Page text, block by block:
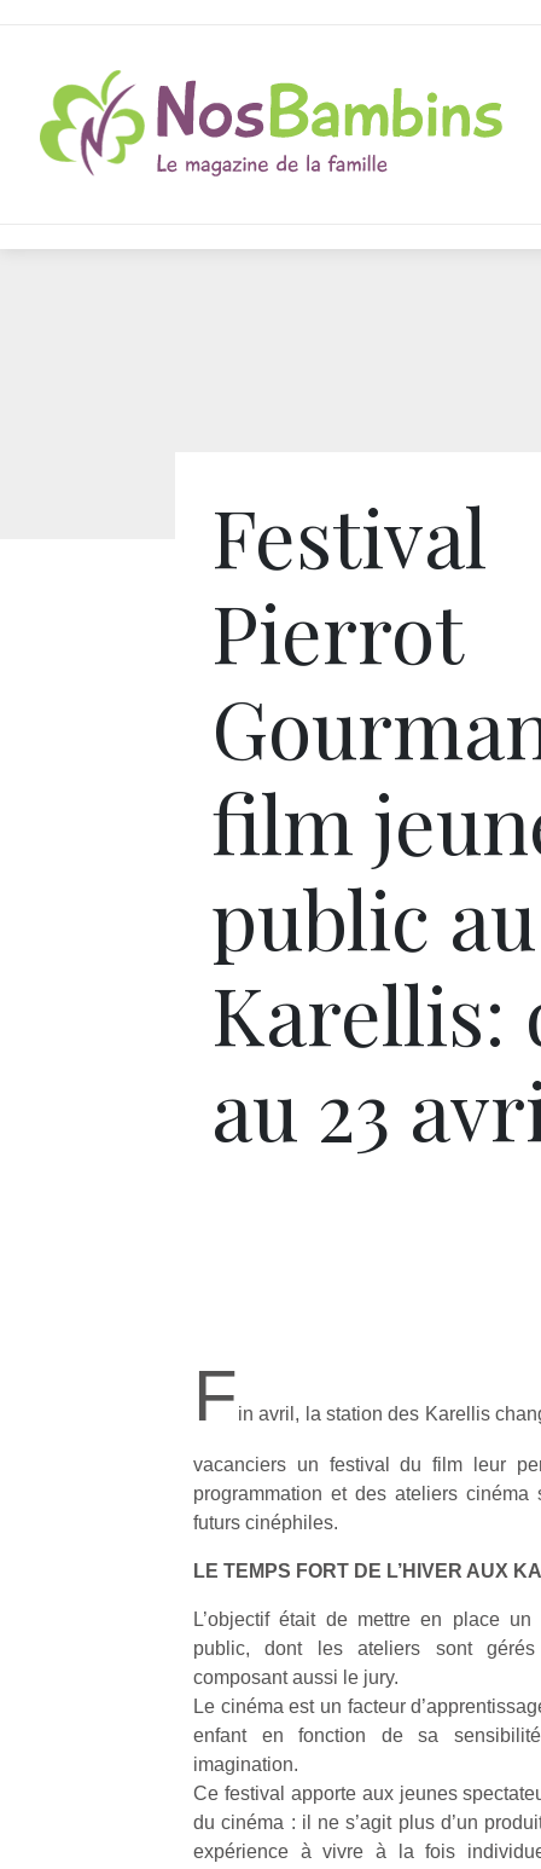
Festival
Pierrot
film
public au
Karellis:
au 23
Fin avril, la station des Karellis
vacanciers un festival du film leur
programmation et des ateliers cinéma
futurs cinéphiles.
LE TEMPS FORT DE L’HIVER AUX
L’objectif était de mettre en place un
public, dont les ateliers sont
composant aussi le jury.
Le cinéma est un facteur
enfant en fonction de sa
imagination.
Ce festival apporte aux jeunes
du cinéma : il ne s’agit plus d’un
expérience à vivre à la fois